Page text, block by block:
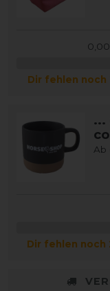
Dir fehlen noch
...
Ab
Dir fehlen noch